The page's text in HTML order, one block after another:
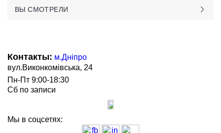
ВЫ СМОТРЕЛИ
Контакты: м.Дніпро
вул.Виконкомівська, 24
Пн-Пт 9:00-18:30
Сб по записи
Мы в соцсетях: